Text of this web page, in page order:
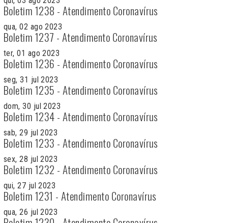
Boletim 1238 - Atendimento Coronavírus
qua, 02 ago 2023
Boletim 1237 - Atendimento Coronavírus
ter, 01 ago 2023
Boletim 1236 - Atendimento Coronavírus
seg, 31 jul 2023
Boletim 1235 - Atendimento Coronavírus
dom, 30 jul 2023
Boletim 1234 - Atendimento Coronavírus
sab, 29 jul 2023
Boletim 1233 - Atendimento Coronavírus
sex, 28 jul 2023
Boletim 1232 - Atendimento Coronavírus
qui, 27 jul 2023
Boletim 1231 - Atendimento Coronavírus
qua, 26 jul 2023